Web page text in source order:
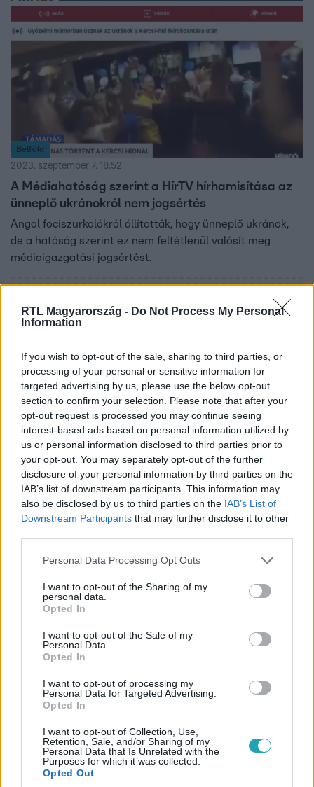
RTL Magyarország - Do Not Process My Personal
Information
If you wish to opt-out of the sale, sharing to third parties, or
processing of your personal or sensitive information for
targeted advertising by us, please use the below opt-out
section to confirm your selection. Please note that after your
opt-out request is processed you may continue seeing
interest-based ads based on personal information utilized by
us or personal information disclosed to third parties prior to
your opt-out. You may separately opt-out of the further
disclosure of your personal information by third parties on the
IAB’s list of downstream participants. This information may
also be disclosed by us to third parties on the IAB’s List of
Downstream Participants that may further disclose it to other
Please note that this website/app uses one or more Google
not limited to your visit or usage behaviour. You may click to
grant or deny consent to Google and its third-party tags to
use your data for below specified purposes in below Google
consent section.
Personal Data Processing Opt Outs
I want to opt-out of the Sharing of my
personal data.
Opted In
I want to opt-out of the Sale of my
Personal Data.
Opted In
I want to opt-out of processing my
Personal Data for Targeted Advertising.
Opted In
I want to opt-out of Collection, Use,
Retention, Sale, and/or Sharing of my
Personal Data that Is Unrelated with the
Purposes for which it was collected.
Opted Out
Belföld
2023. szeptember 7. 18:52
A Médiahatóság szerint a HírTV hírhamisítása az
ünneplő ukránokról nem jogsértés
Angol fociszurkolókról állították, hogy ünneplő ukránok,
de a hatóság szerint ez nem feltétlenül valósít meg
médiaigazgatási jogsértést.
7:32
2023. május 10. 6:15
David Attenborough golfkocsiban és a királyi
család egyik legnagyobb rajongója –
kulisszatitkok az RTL élő közvetítéséről
élmény volt a legnagyobb csatornák mellett tudósítani
Külföld